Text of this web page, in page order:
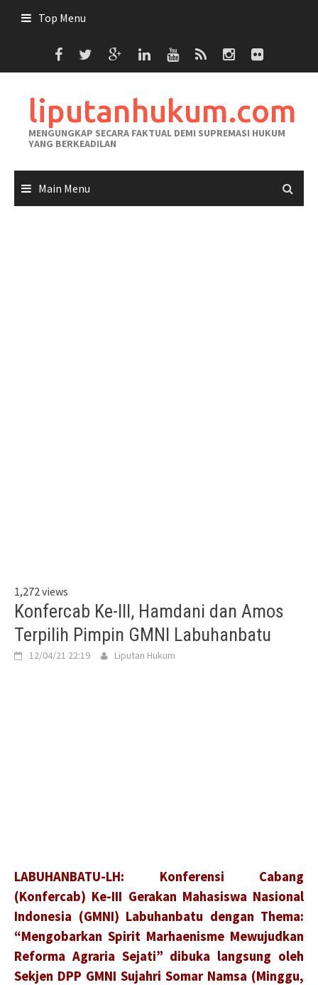
Top Menu
liputanhukum.com
MENGUNGKAP SECARA FAKTUAL DEMI SUPREMASI HUKUM
YANG BERKEADILAN
Main Menu
1,272 views
Konfercab Ke-III, Hamdani dan Amos
Terpilih Pimpin GMNI Labuhanbatu
12/04/21 22:19 Liputan Hukum
LABUHANBATU-LH: Konferensi Cabang
(Konfercab) Ke-III Gerakan Mahasiswa Nasional
Indonesia (GMNI) Labuhanbatu dengan Thema:
“Mengobarkan Spirit Marhaenisme Mewujudkan
Reforma Agraria Sejati” dibuka langsung oleh
Sekjen DPP GMNI Sujahri Somar Namsa (Minggu,